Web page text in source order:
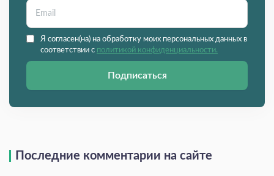
Я согласен(на) на обработку моих персональных данных в
соответствии с политикой конфиденциальности.
Подписаться
Последние комментарии на сайте